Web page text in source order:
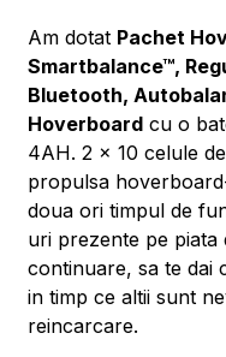
Am dotat Pachet
Smartbalance™,
Bluetooth,
Hoverboard cu o
4AH. 2 x 10 celule
propulsa
doua ori timpul de
uri prezente pe
continuare, sa te dai
in timp ce altii sunt
reincarcare.